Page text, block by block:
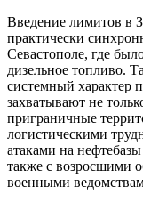
Введение лимитов в
практически
Севастополе, где
дизельное топливо.
системный характер
захватывают не
приграничные
логистическими
атаками на
также с возросшими
военными